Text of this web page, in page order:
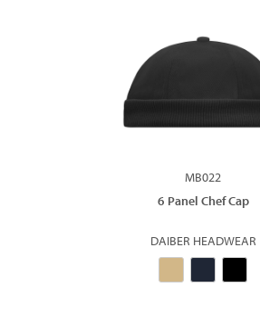
MB022
6 Panel Chef Cap
DAIBER HEADWEAR